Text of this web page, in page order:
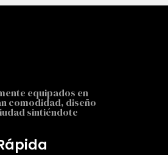
equipados en
comodidad, diseño
sintiéndote